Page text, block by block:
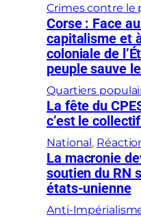
Crimes contre le
Corse : Face
capitalisme et
coloniale de
peuple sauve
Quartiers
La fête du
c’est le
National,
La macronie
soutien du RN
états-unienne
Anti-